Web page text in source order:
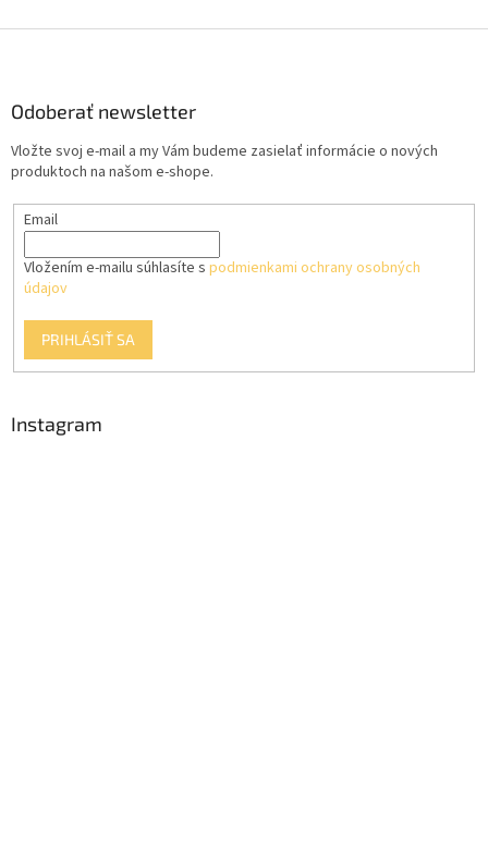
Odoberať newsletter
Vložte svoj e-mail a my Vám budeme zasielať informácie o nových
produktoch na našom e-shope.
Email
Vložením e-mailu súhlasíte s podmienkami ochrany osobných
údajov
PRIHLÁSIŤ SA
Instagram